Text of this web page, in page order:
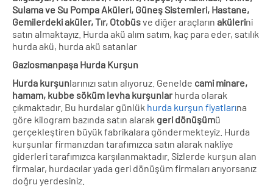
Sulama ve Su Pompa Aküleri, Güneş Sistemleri, Hastane,
Gemilerdeki aküler, Tır, Otobüsve diğer araçların akülerini
satın almaktayız. Hurda akü alım satım, kaç para eder, satılık
hurda akü, hurda akü satanlar
Gaziosmanpaşa Hurda Kurşun
Hurda kurşunlarınızı satın alıyoruz. Genelde cami minare,
hamam, kubbe söküm levha kurşunlar hurda olarak
çıkmaktadır. Bu hurdalar günlük hurda kurşun fiyatlarına
göre kilogram bazında satın alarak geri dönüşümü
gerçekleştiren büyük fabrikalara göndermekteyiz. Hurda
kurşunlar firmanızdan tarafımızca satın alarak nakliye
giderleri tarafımızca karşılanmaktadır. Sizlerde kurşun alan
firmalar, hurdacılar yada geri dönüşüm firmaları arıyorsanız
doğru yerdesiniz.